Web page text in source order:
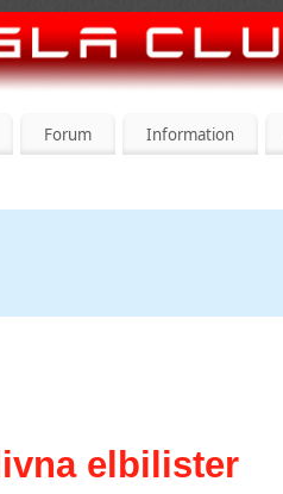
Forum Information
elbilister